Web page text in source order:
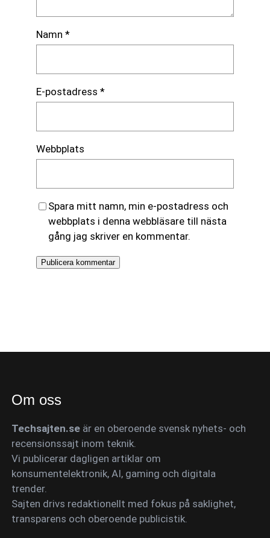
Namn *
E-postadress *
Webbplats
Spara mitt namn, min e-postadress och
webbplats i denna webbläsare till nästa
gång jag skriver en kommentar.
Om oss
Techsajten.se är en oberoende svensk nyhets- och
recensionssajt inom teknik.
Vi publicerar dagligen artiklar om
konsumentelektronik, AI, gaming och digitala
trender.
Sajten drivs redaktionellt med fokus på saklighet,
transparens och oberoende publicistik.